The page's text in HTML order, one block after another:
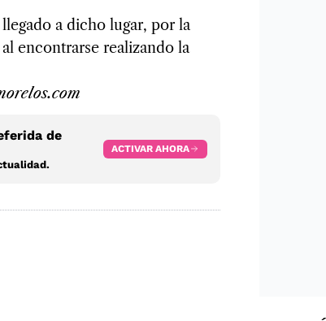
a dicho lugar, por la
encontrarse realizando la
de
ACTIVAR AHORA